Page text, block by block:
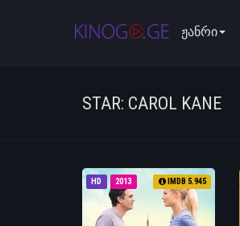
ჟანრი
STAR: CAROL KANE
HD 2013 IMDB 5.945